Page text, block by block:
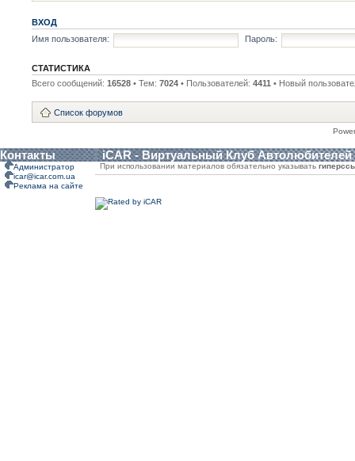
ВХОД
Имя пользователя:
Пароль:
СТАТИСТИКА
Всего сообщений: 16528 • Тем: 7024 • Пользователей: 4411 • Новый
Список форумов
Контакты iCAR - Виртуальный Клуб Автолюбителей
Администратор
icar@icar.com.ua
Реклама на сайте
При использовании материалов обязательно указывать